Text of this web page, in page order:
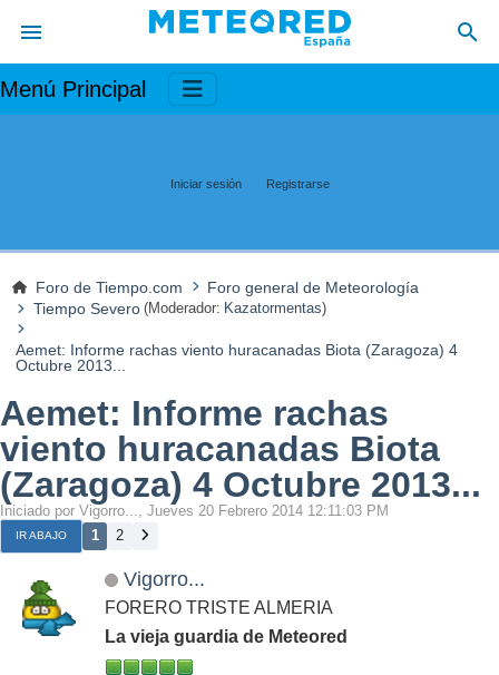
Menú Principal
Iniciar sesión Registrarse
Foro de Tiempo.com
Foro general de Meteorología
Tiempo Severo (Moderador: Kazatormentas)
Aemet: Informe rachas viento huracanadas Biota (Zaragoza) 4
Octubre 2013...
Aemet: Informe rachas
viento huracanadas Biota
(Zaragoza) 4 Octubre 2013...
Iniciado por Vigorro..., Jueves 20 Febrero 2014 12:11:03 PM
IR ABAJO 1 2
Vigorro...
FORERO TRISTE ALMERIA
La vieja guardia de Meteored